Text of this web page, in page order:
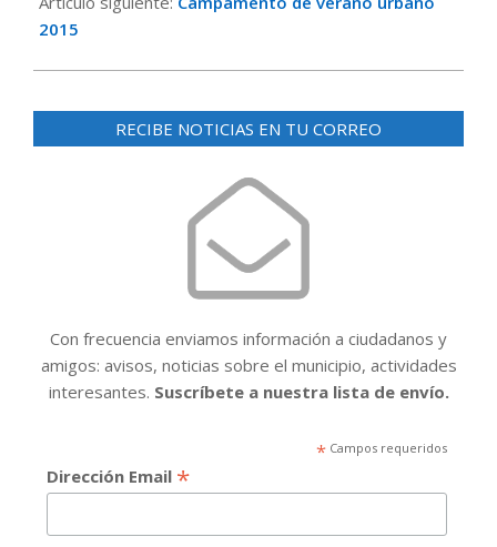
2015
RECIBE NOTICIAS EN TU CORREO
Con frecuencia enviamos información a ciudadanos y
amigos: avisos, noticias sobre el municipio, actividades
interesantes. Suscríbete a nuestra lista de envío.
*Campos requeridos
Dirección Email *